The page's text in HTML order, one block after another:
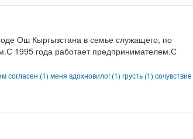
Ош Кыргызстана в семье служащего, по
1995 года работает предпринимателем.С
согласен (1) меня вдохновило! (1) грусть (1) сочувствие